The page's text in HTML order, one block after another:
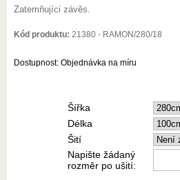
Zatemňujíci závěs.
Kód produktu: 21380 - RAMON/280/18
Dostupnost: Objednávka na míru
Šířka
Délka
Šití
Napište žádaný
rozměr po ušití: